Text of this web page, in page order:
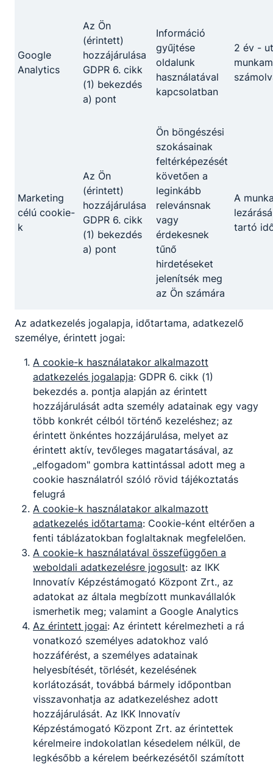
Google
Analytics
Az Ön
(érintett)
hozzájárulása
GDPR 6. cikk
(1) bekezdés
a) pont
Információ
gyűjtése
oldalunk
használatával
kapcsolatban
2 év -
Marketing
célú cookie-
k
Az Ön
(érintett)
hozzájárulása
GDPR 6. cikk
(1) bekezdés
a) pont
Ön böngészési
szokásainak
feltérképezését
követően a
leginkább
relevánsnak
vagy
érdekesnek
tűnő
hirdetéseket
jelenítsék meg
az Ön számára
A
tartó
Az adatkezelés jogalapja, időtartama, adatkezelő
személye, érintett jogai:
A cookie-k használatakor alkalmazott
adatkezelés jogalapja: GDPR 6. cikk (1)
bekezdés a. pontja alapján az érintett
hozzájárulását adta személy adatainak egy vagy
több konkrét célból történő kezeléshez; az
érintett önkéntes hozzájárulása, melyet az
érintett aktív, tevőleges magatartásával, az
„elfogadom" gombra kattintással adott meg a
cookie használatról szóló rövid tájékoztatás
felugrá
A cookie-k használatakor alkalmazott
adatkezelés időtartama: Cookie-ként eltérően a
fenti táblázatokban foglaltaknak megfelelően.
A cookie-k használatával összefüggően a
weboldali adatkezelésre jogosult: az IKK
Innovatív Képzéstámogató Központ Zrt., az
adatokat az általa megbízott munkavállalók
ismerhetik meg; valamint a Google Analytics
Az érintett jogai: Az érintett kérelmezheti a rá
vonatkozó személyes adatokhoz való
hozzáférést, a személyes adatainak
helyesbítését, törlését, kezelésének
korlátozását, továbbá bármely időpontban
visszavonhatja az adatkezeléshez adott
hozzájárulását. Az IKK Innovatív
Képzéstámogató Központ Zrt. az érintettek
kérelmeire indokolatlan késedelem nélkül, de
legkésőbb a kérelem beérkezésétől számított